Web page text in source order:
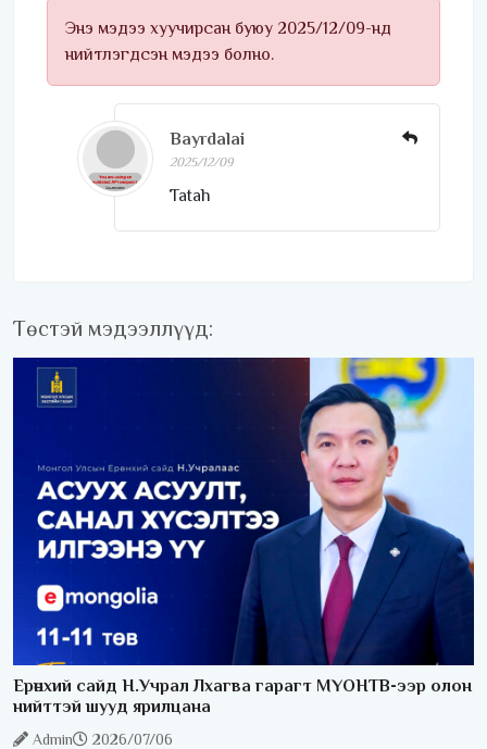
Энэ мэдээ хуучирсан буюу 2025/12/09-нд
нийтлэгдсэн мэдээ болно.
Bayrdalai
2025/12/09
Tatah
Төстэй мэдээллүүд:
Ерөнхий сайд Н.Учрал Лхагва гарагт МҮОНТВ-ээр олон
нийттэй шууд ярилцана
Admin
2026/07/06